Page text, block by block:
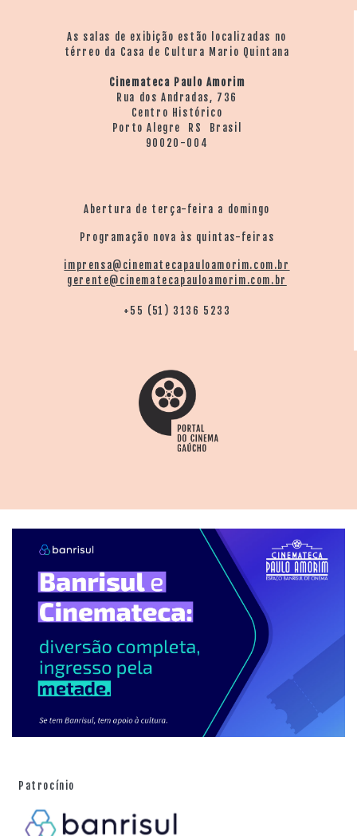
As salas de exibição estão localizadas no
térreo da Casa de Cultura Mario Quintana
Cinemateca Paulo Amorim
Rua dos Andradas, 736
Centro Histórico
Porto Alegre RS Brasil
90020-004
Abertura de terça-feira a domingo
Programação nova às quintas-feiras
imprensa@cinematecapauloamorim.com.br
gerente@cinematecapauloamorim.com.br
+55 (51) 3136 5233
Patrocínio